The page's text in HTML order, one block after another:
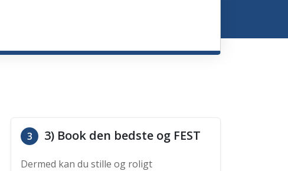
3 3) Book den bedste og FEST
Dermed kan du stille og roligt